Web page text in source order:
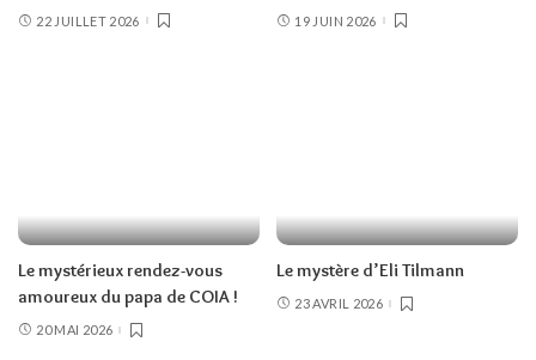
22 JUILLET 2026 19 JUIN 2026
Le mystérieux rendez-vous
amoureux du papa de COIA !
20 MAI 2026
Le mystère d’Eli Tilmann
23 AVRIL 2026